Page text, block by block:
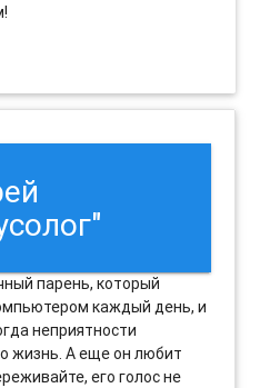
парень, который
каждый день, и
неприятности
жизнь. А еще он любит
его голос не